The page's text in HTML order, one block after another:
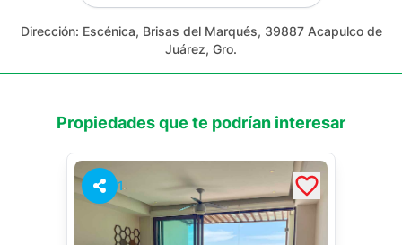
Dirección: Escénica, Brisas del Marqués, 39887 Acapulco de
Juárez, Gro.
Propiedades que te podrían interesar
1